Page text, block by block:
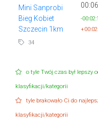
Mini Sanprobi
Bieg Kobiet
Szczecin 1km
34
-
o tyle Twój czas był lepszy
klasyfikacji/kategorii
tyle brakowało Ci do
klasyfikacji/kategorii